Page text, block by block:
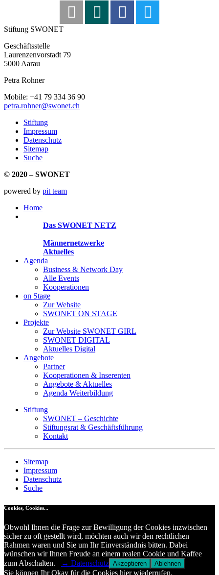
Stiftung SWONET
Geschäftsstelle
Laurenzenvorstadt 79
5000 Aarau
Petra Rohner
Mobile: +41 79 334 36 90
petra.rohner@swonet.ch
Stiftung
Impressum
Datenschutz
Sitemap
Suche
© 2020 – SWONET
powered by pit team
Home
Das SWONET NETZ
Männernetzwerke
Aktuelles
Agenda
Business & Network Day
Alle Events
Kooperationen
on Stage
Zur Website
SWONET ON STAGE
Projekte
Zur Website SWONET GIRL
SWONET DIGITAL
Aktuelles Digital
Angebote
Partner
Kooperationen & Inserenten
Angebote & Aktuelles
Agenda Weiterbildung
Stiftung
SWONET – Geschichte
Stiftungsrat & Geschäftsführung
Kontakt
Sitemap
Impressum
Datenschutz
Suche
Cookies, Cookies...
Obwohl Ihnen die Frage zur Bewilligung der Cookies inzwischen
sicher zu oft gestellt wird, möchten auch wir den rechtlichen
Rahmen waren und Sie um Ihr Einverständnis bitten. Dabei
wünschen wir Ihnen Freude an einem realen Cookie und Kaffee
zum Abschalten.
→ Datenschutz Akzeptieren Ablehnen
Sie können Ihr Okay für die Cookies hier wiederrufen.